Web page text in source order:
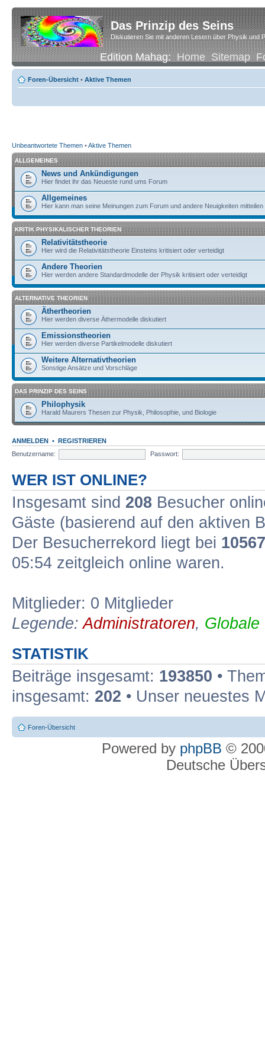
Das Prinzip des Seins
Diskutieren Sie mit anderen Lesern über Physik und
Edition Mahag:Home Sitemap
Foren-Übersicht • Aktive Themen
Unbeantwortete Themen •Aktive Themen
ALLGEMEINES
News und Ankündigungen
Hier findet ihr das Neueste rund ums Forum
Allgemeines
Hier kann man seine Meinungen zum Forum und andere Neuigkeiten mitteilen
KRITIK PHYSIKALISCHER THEORIEN
Relativitätstheorie
Hier wird die Relativitätstheorie Einsteins kritisiert oder verteidigt
Andere Theorien
Hier werden andere Standardmodelle der Physik kritisiert oder verteidigt
ALTERNATIVE THEORIEN
Äthertheorien
Hier werden diverse Äthermodelle diskutiert
Emissionstheorien
Hier werden diverse Partikelmodelle diskutiert
Weitere Alternativtheorien
Sonstige Ansätze und Vorschläge
DAS PRINZIP DES SEINS
Philophysik
Harald Maurers Thesen zur Physik, Philosophie, und Biologie
ANMELDEN • REGISTRIEREN
Benutzername:
Passwort:
WER IST ONLINE?
Insgesamt sind 208 Besucher
Gäste (basierend auf den aktiven
Der Besucherrekord liegt bei 10567
05:54 zeitgleich online waren.
Mitglieder: 0 Mitglieder
Legende:Administratoren, Globale
STATISTIK
Beiträge insgesamt: 193850 •
insgesamt: 202 • Unser neuestes
Foren-Übersicht
Powered by phpBB ©
Deutsche